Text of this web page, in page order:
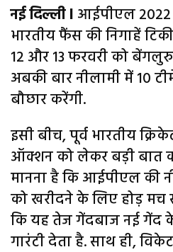
नई दिल्ली l आईपीएल 2022
भारतीय फैंस की निगाहें
12 और 13 फरवरी को
अबकी बार नीलामी में 10
बौछार करेंगी.
इसी बीच, पूर्व भारतीय
ऑक्शन को लेकर बड़ी बात
मानना है कि आईपीएल की
को खरीदने के लिए होड़ मच
कि यह तेज गेंदबाज नई गेंद
गारंटी देता है. साथ ही,